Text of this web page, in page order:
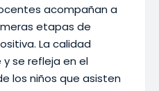
acompañan a
etapas de
La calidad
se refleja en el
los niños que asisten